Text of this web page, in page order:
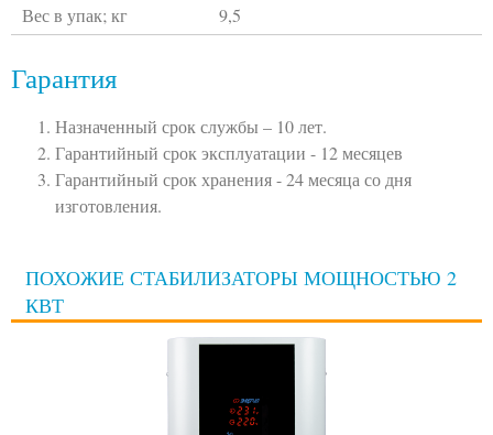
Вес в упак; кг 9,5
Гарантия
Назначенный срок службы – 10 лет.
Гарантийный срок эксплуатации - 12 месяцев
Гарантийный срок хранения - 24 месяца со дня
изготовления.
ПОХОЖИЕ СТАБИЛИЗАТОРЫ МОЩНОСТЬЮ 2
КВТ